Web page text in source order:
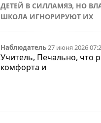
ДЕТЕЙ В СИЛЛАМЯЭ, НО
ШКОЛА ИГНОРИРУЮТ ИХ
Наблюдатель27 июня 2026
Учитель, Печально, что
комфорта и